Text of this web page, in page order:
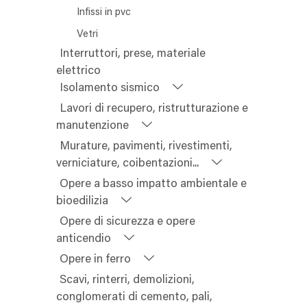
Infissi in pvc
Vetri
Interruttori, prese, materiale
elettrico
Isolamento sismico
Lavori di recupero, ristrutturazione e
manutenzione
Murature, pavimenti, rivestimenti,
verniciature, coibentazioni...
Opere a basso impatto ambientale e
bioedilizia
Opere di sicurezza e opere
anticendio
Opere in ferro
Scavi, rinterri, demolizioni,
conglomerati di cemento, pali,